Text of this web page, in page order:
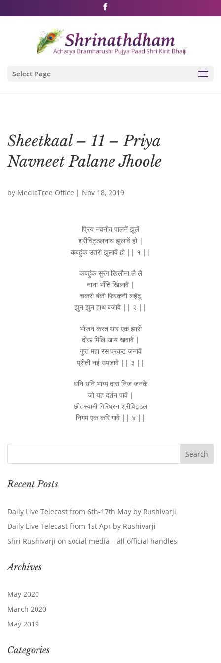
Shri Rushivarji on social media – all official handles
Select Page
Sheetkaal – 11 – Priya
Navneet Palane Jhoole
by MediaTree Office | Nov 18, 2019
प्रिय नवनीत पालनें झूलें
श्रीविट्ठलनाथ झुलावें हो |
कबहुंक उतरी झुलावें हो || १ ||
कबहुंक सुरंग खिलौना लै लै
नाना भाँति खिलावैं |
चकरी बंकी फिरकनी लहेंटू
झुन झुन हाथ बजावै || २ ||
भोजन करत थार एक झारी
दोऊ मिलि खाय खवावैं |
गुप्त महा रस प्रकट जनावें
प्रीती नई उपजावें || ३ ||
धनि धनि भाग्य दास निज जनके
जो यह दर्शन पावें |
छीतस्वामी गिरिधरन श्रीविट्ठल
निगम एक करि गावें || ४ ||
Recent Posts
Daily Live Telecast from 6th-17th May by Rushivarji
Daily Live Telecast from 1st Apr by Rushivarji
Shri Rushivarji on social media – all official handles
Archives
May 2020
March 2020
May 2019
Categories